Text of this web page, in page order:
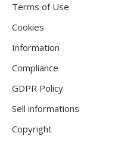
Terms of Use
Cookies
Information
Compliance
GDPR Policy
Sell informations
Copyright